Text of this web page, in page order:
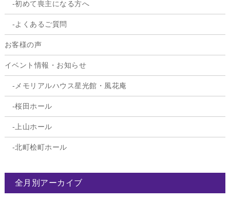
初めて喪主になる方へ
よくあるご質問
お客様の声
イベント情報・お知らせ
メモリアルハウス星光館・風花庵
桜田ホール
上山ホール
北町桧町ホール
全月別アーカイブ